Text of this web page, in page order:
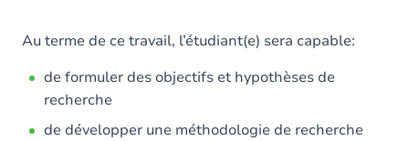
Au terme de ce travail, l’étudiant(e) sera capable:
de formuler des objectifs et hypothèses de
recherche
de développer une méthodologie de recherche